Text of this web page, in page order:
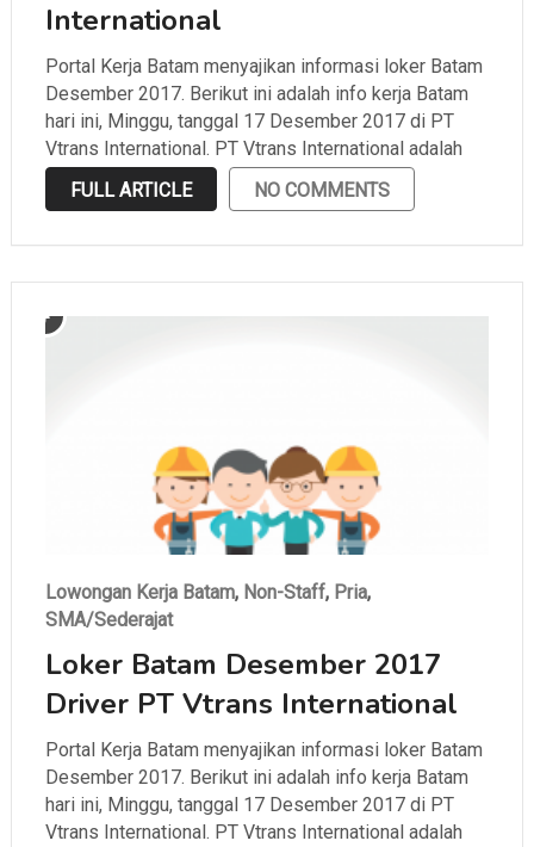
International
Portal Kerja Batam menyajikan informasi loker Batam
Desember 2017. Berikut ini adalah info kerja Batam
hari ini, Minggu, tanggal 17 Desember 2017 di PT
Vtrans International. PT Vtrans International adalah
salah satu perusahaan yang bergerak di bidang
ekspedisi yang berlokasi di Batu Ampar. Portal Kerja
FULL ARTICLE NO COMMENTS
Lowongan Kerja Batam, Non-Staff, Pria,
SMA/Sederajat
Loker Batam Desember 2017
Driver PT Vtrans International
Portal Kerja Batam menyajikan informasi loker Batam
Desember 2017. Berikut ini adalah info kerja Batam
hari ini, Minggu, tanggal 17 Desember 2017 di PT
Vtrans International. PT Vtrans International adalah